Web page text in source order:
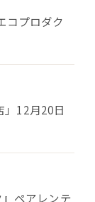
コプロダク
」12月20日
ペアレンテ